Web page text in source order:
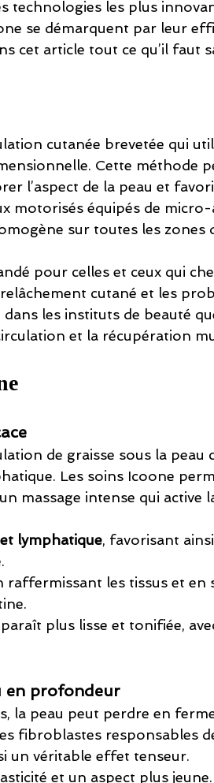
technologies les plus
se démarquent par leur
cet article tout ce qu’il faut
cutanée brevetée qui
Cette méthode
l’aspect de la peau et
motorisés équipés de micro-
sur toutes les zones
pour celles et ceux qui
cutané et les
les instituts de beauté
et la récupération
de graisse sous la peau
Les soins Icoone
massage intense qui active
lymphatique, favorisant
raffermissant les tissus et en
plus lisse et tonifiée,
en profondeur
la peau peut perdre en
fibroblastes responsables
un véritable effet tenseur.
et un aspect plus jeune.